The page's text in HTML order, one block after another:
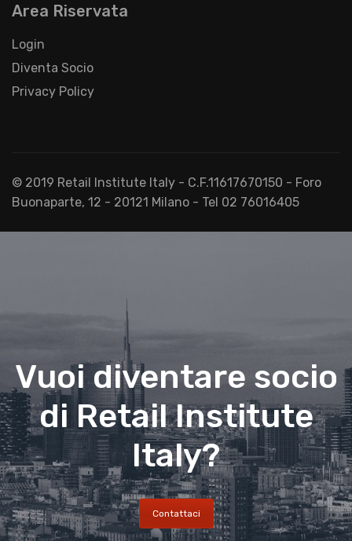
Area Riservata
Login
Diventa Socio
Privacy Policy
© 2019 Retail Institute Italy - C.F.11617670150 - Foro
Buonaparte, 12 - 20121 Milano - Tel 02 76016405
Vuoi diventare socio
di Retail Institute
Italy?
Contattaci